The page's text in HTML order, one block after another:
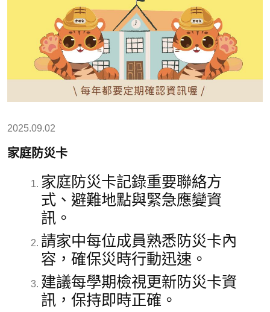
2025.09.02
家庭防災卡
家庭防災卡記錄重要聯絡方
式、避難地點與緊急應變資
訊。
請家中每位成員熟悉防災卡內
容，確保災時行動迅速。
建議每學期檢視更新防災卡資
訊，保持即時正確。